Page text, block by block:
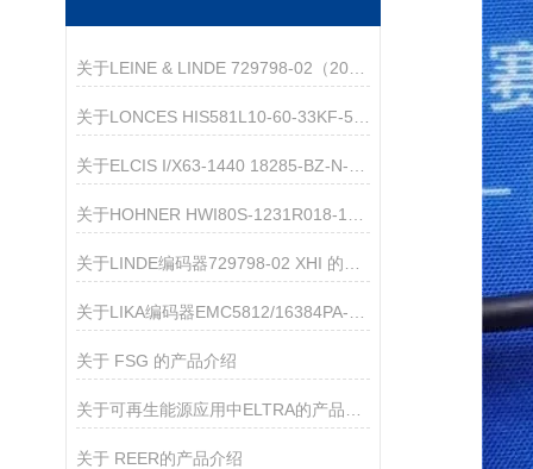
关于 FSG 的产品介绍
关于 REER的产品介绍